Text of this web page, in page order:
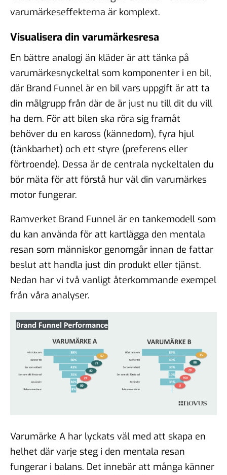
varumärkeseffekterna är komplext.
Visualisera din varumärkesresa
En bättre analogi än kläder är att tänka på
varumärkesnyckeltal som komponenter i en bil,
där Brand Funnel är en bilvars uppgift är att ta
din målgrupp från där de är just nu till dit du vill
ha dem. För att bilen ska röra sig framåt
behöver du en kaross (kännedom), fyra hjul
(tänkbarhet) och ett styre (preferens eller
förtroende). Dessa är de centrala nyckeltalen du
bör mäta för att förstå hur väl din varumärkes
motor fungerar.
Ramverket Brand Funnel är en tankemodell som
du kan använda för att kartlägga den mentala
resan som människor genomgår innan de fattar
beslut att handla just din produkt eller tjänst.
Nedan har vi två vanligt återkommande exempel
från våra analyser.
Varumärke A har lyckats väl med att skapa en
helhet där varje steg i den mentala resan
fungerar i balans. Det innebär att många känner